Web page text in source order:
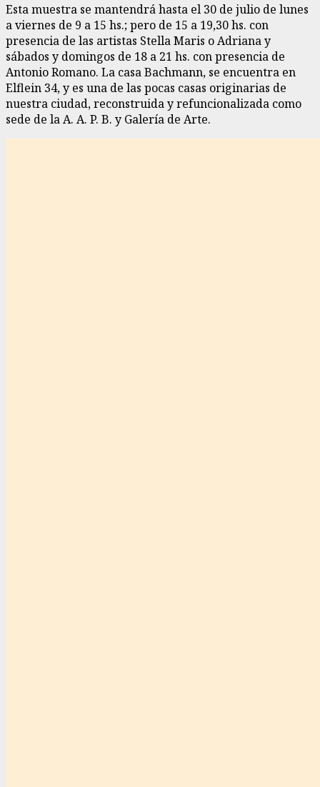
Esta muestra se mantendrá hasta el 30 de julio de lunes
a viernes de 9 a 15 hs.; pero de 15 a 19,30 hs. con
presencia de las artistas Stella Maris o Adriana y
sábados y domingos de 18 a 21 hs. con presencia de
Antonio Romano. La casa Bachmann, se encuentra en
Elflein 34, y es una de las pocas casas originarias de
nuestra ciudad, reconstruida y refuncionalizada como
sede de la A. A. P. B. y Galería de Arte.